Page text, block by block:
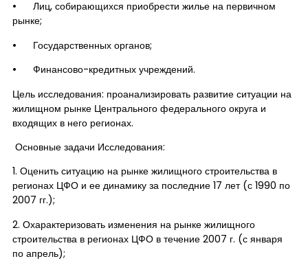
• Лиц, собирающихся приобрести жилье на первичном
рынке;
• Государственных органов;
• Финансово-кредитных учреждений.
Цель исследования: проанализировать развитие ситуации на
жилищном рынке Центрального федерального округа и
входящих в него регионах.
Основные задачи Исследования:
1. Оценить ситуацию на рынке жилищного строительства в
регионах ЦФО и ее динамику за последние 17 лет (с 1990 по
2007 гг.);
2. Охарактеризовать изменения на рынке жилищного
строительства в регионах ЦФО в течение 2007 г. (с января
по апрель);